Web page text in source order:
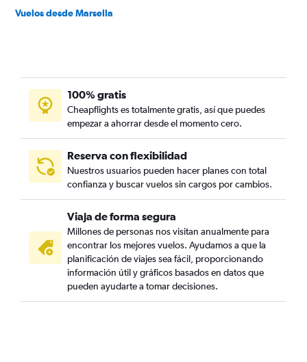
Vuelos desde Marsella
100% gratis
Cheapflights es totalmente gratis, así que puedes
empezar a ahorrar desde el momento cero.
Reserva con flexibilidad
Nuestros usuarios pueden hacer planes con total
confianza y buscar vuelos sin cargos por cambios.
Viaja de forma segura
Millones de personas nos visitan anualmente para
encontrar los mejores vuelos. Ayudamos a que la
planificación de viajes sea fácil, proporcionando
información útil y gráficos basados en datos que
pueden ayudarte a tomar decisiones.